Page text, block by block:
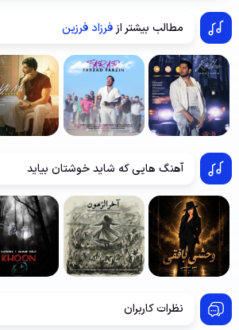
مطالب بیشتر از فرزاد فرزین
آهنگ هایی که شاید خوشتان بیاید
نظرات کاربران